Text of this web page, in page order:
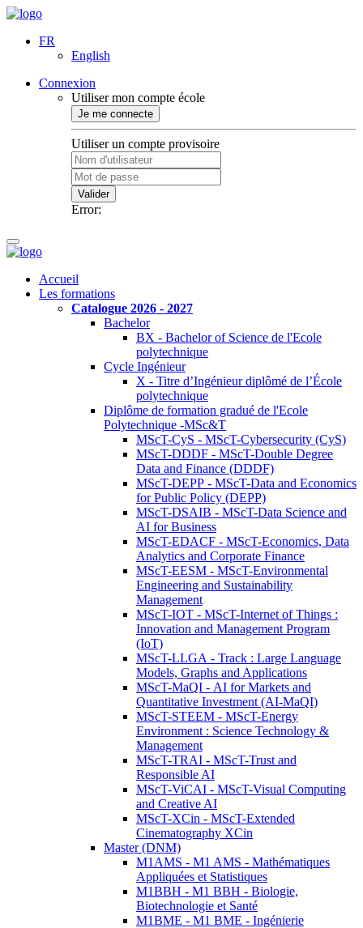
FR
English
Connexion
Utiliser mon compte école
Je me connecte
Utiliser un compte provisoire
Valider
Error:
Accueil
Les formations
Catalogue 2026 - 2027
Bachelor
BX - Bachelor of Science de l'Ecole
polytechnique
Cycle Ingénieur
X - Titre d’Ingénieur diplômé de l’École
polytechnique
Diplôme de formation gradué de l'Ecole
Polytechnique -MSc&T
MScT-CyS - MScT-Cybersecurity (CyS)
MScT-DDDF - MScT-Double Degree
Data and Finance (DDDF)
MScT-DEPP - MScT-Data and Economics
for Public Policy (DEPP)
MScT-DSAIB - MScT-Data Science and
AI for Business
MScT-EDACF - MScT-Economics, Data
Analytics and Corporate Finance
MScT-EESM - MScT-Environmental
Engineering and Sustainability
Management
MScT-IOT - MScT-Internet of Things :
Innovation and Management Program
(IoT)
MScT-LLGA - Track : Large Language
Models, Graphs and Applications
MScT-MaQI - AI for Markets and
Quantitative Investment (AI-MaQI)
MScT-STEEM - MScT-Energy
Environment : Science Technology &
Management
MScT-TRAI - MScT-Trust and
Responsible AI
MScT-ViCAI - MScT-Visual Computing
and Creative AI
MScT-XCin - MScT-Extended
Cinematography XCin
Master (DNM)
M1AMS - M1 AMS - Mathématiques
Appliquées et Statistiques
M1BBH - M1 BBH - Biologie,
Biotechnologie et Santé
M1BME - M1 BME - Ingénierie